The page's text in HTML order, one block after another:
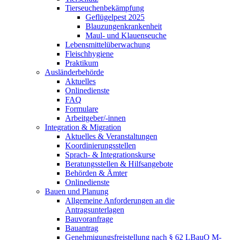
Tierseuchenbekämpfung
Geflügelpest 2025
Blauzungenkrankenheit
Maul- und Klauenseuche
Lebensmittelüberwachung
Fleischhygiene
Praktikum
Ausländerbehörde
Aktuelles
Onlinedienste
FAQ
Formulare
Arbeitgeber/-innen
Integration & Migration
Aktuelles & Veranstaltungen
Koordinierungsstellen
Sprach- & Integrationskurse
Beratungsstellen & Hilfsangebote
Behörden & Ämter
Onlinedienste
Bauen und Planung
Allgemeine Anforderungen an die
Antragsunterlagen
Bauvoranfrage
Bauantrag
Genehmigungsfreistellung nach § 62 LBauO M-